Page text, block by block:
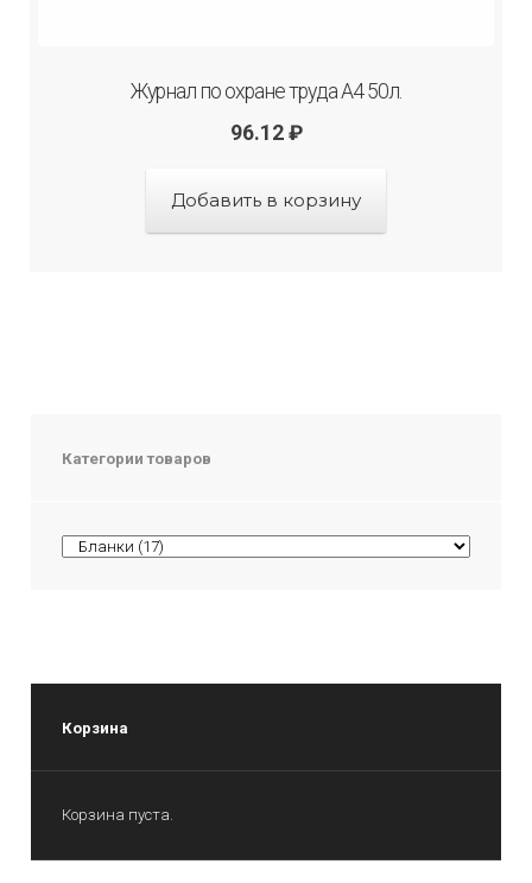
Журнал по охране труда А4 50л.
96.12 ₽
Добавить в корзину
Категории товаров
Корзина
Корзина пуста.